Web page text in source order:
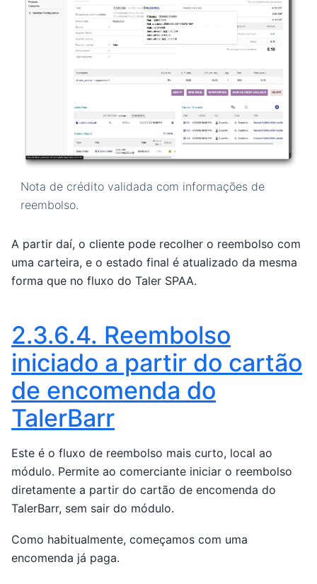
Nota de crédito validada com informações de
reembolso.
A partir daí, o cliente pode recolher o reembolso com
uma carteira, e o estado final é atualizado da mesma
forma que no fluxo do Taler SPAA.
2.3.6.4. Reembolso
iniciado a partir do cartão
de encomenda do
TalerBarr
Este é o fluxo de reembolso mais curto, local ao
módulo. Permite ao comerciante iniciar o reembolso
diretamente a partir do cartão de encomenda do
TalerBarr, sem sair do módulo.
Como habitualmente, começamos com uma
encomenda já paga.